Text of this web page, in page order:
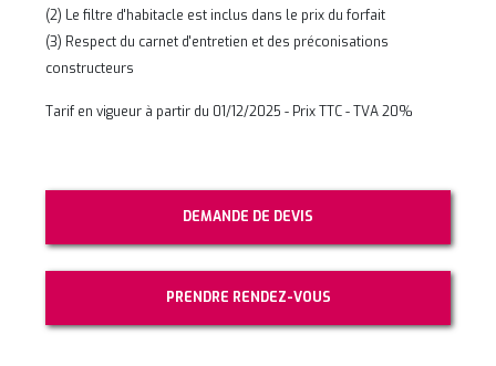
(2) Le filtre d'habitacle est inclus dans le prix du forfait
(3) Respect du carnet d'entretien et des préconisations
constructeurs
Tarif en vigueur à partir du 01/12/2025 - Prix TTC - TVA 20%
DEMANDE DE DEVIS
PRENDRE RENDEZ-VOUS